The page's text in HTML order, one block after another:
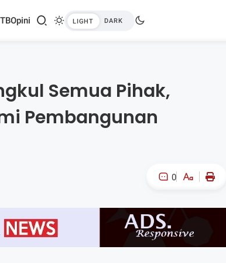
Opini
Semua Pihak,
Pembangunan
0
A-